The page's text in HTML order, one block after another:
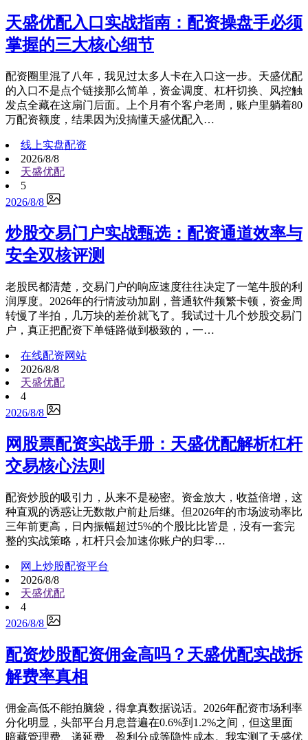
天盛优配入口实战指南：配资操盘手必须
掌握的三大核心细节
配资圈里混了八年，我见过太多人卡在入口这一步。天盛优配
的入口不是点个链接那么简单，资金调度、杠杆切换、风控触
发点全藏在这扇门后面。上个月有个客户老周，账户里躺着80
万配资额度，结果因为没搞懂天盛优配入…
线上实盘配资
2026/8/8
天盛优配
5
2026/8/8
炒股交易门户实战甄选：配资通道效率与
安全双核评测
老股民都清楚，交易门户的响应速度往往决定了一笔牛股的利
润厚度。2026年的行情波动加剧，普通软件频繁卡顿，资金周
转慢了半拍，几万块的差价就飞了。我试过十几个炒股交易门
户，真正把配资下单链路做到极致的，一…
在线配资网站
2026/8/8
天盛优配
4
2026/8/8
网股票配资实战手册：天盛优配解析杠杆
交易核心法则
配资炒股的吸引力，从来不是秘密。资金放大，收益倍增，这
种直观的诱惑让无数散户前赴后继。但2026年的市场波动率比
三年前更高，日内振幅超过5%的个股比比皆是，没有一套完
整的实战策略，杠杆只会加速你账户的归零…
网上炒股配资平台
2026/8/8
天盛优配
4
2026/8/8
配资炒股配资佣金高吗？天盛优配实战拆
解费率真相
佣金高低不能拍脑袋，得拿真数据说话。2026年配资市场利率
分化明显，头部平台月息普遍在0.6%到1.2%之间，但这里面
暗藏管理费、递延费、盈利分成等隐性成本。我实测了天盛优